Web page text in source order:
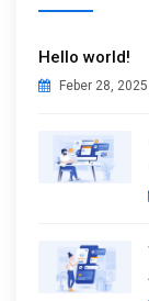
Hello world!
Feber 28, 2025